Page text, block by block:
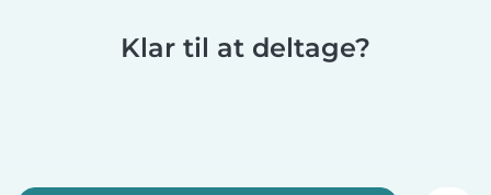
Klar til at deltage?